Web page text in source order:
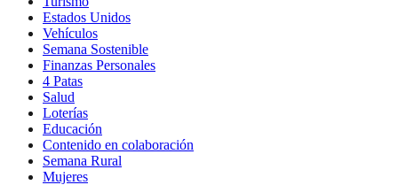
Estados Unidos
Vehículos
Semana Sostenible
Finanzas Personales
4 Patas
Salud
Loterías
Educación
Contenido en colaboración
Semana Rural
Mujeres